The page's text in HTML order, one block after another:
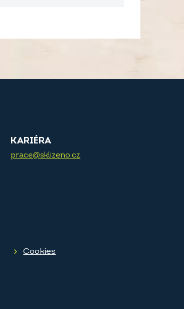
KARIÉRA
prace@sklizeno.cz
Cookies